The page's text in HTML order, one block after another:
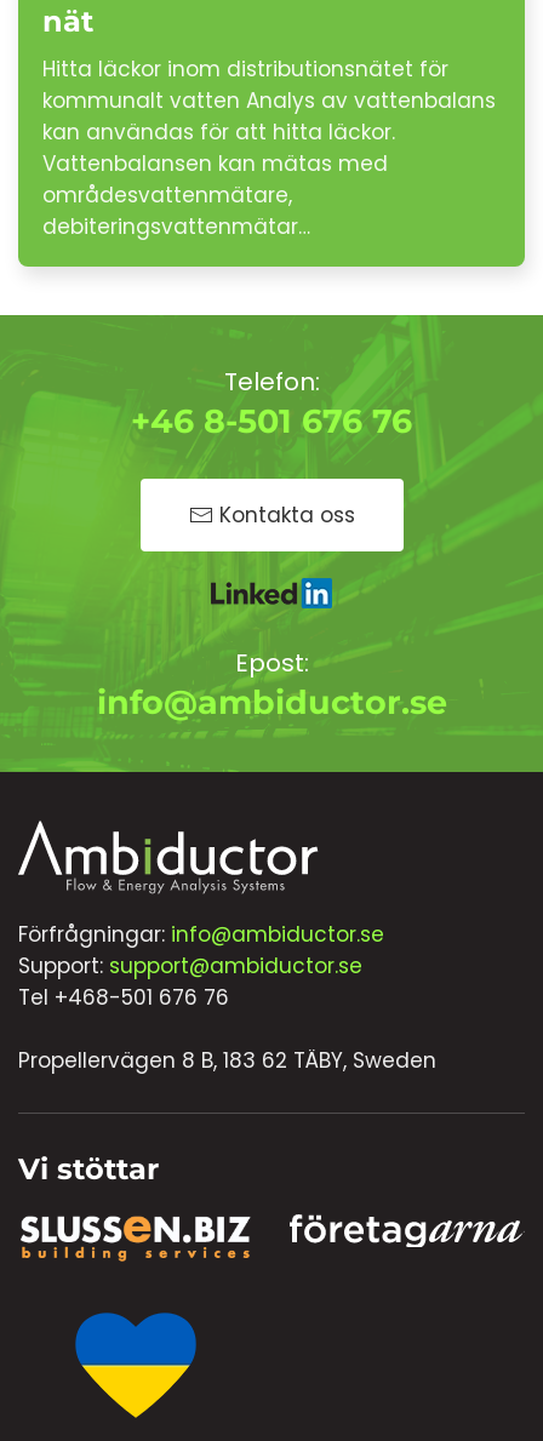
nät
Hitta läckor inom distributionsnätet för
kommunalt vatten Analys av vattenbalans
kan användas för att hitta läckor.
Vattenbalansen kan mätas med
områdesvattenmätare,
debiteringsvattenmätar…
Telefon:
+46 8-501 676 76
Kontakta oss
Epost:
info@ambiductor.se
Förfrågningar: info@ambiductor.se
Support: support@ambiductor.se
Tel +468-501 676 76
Propellervägen 8 B, 183 62 TÄBY, Sweden
Vi stöttar